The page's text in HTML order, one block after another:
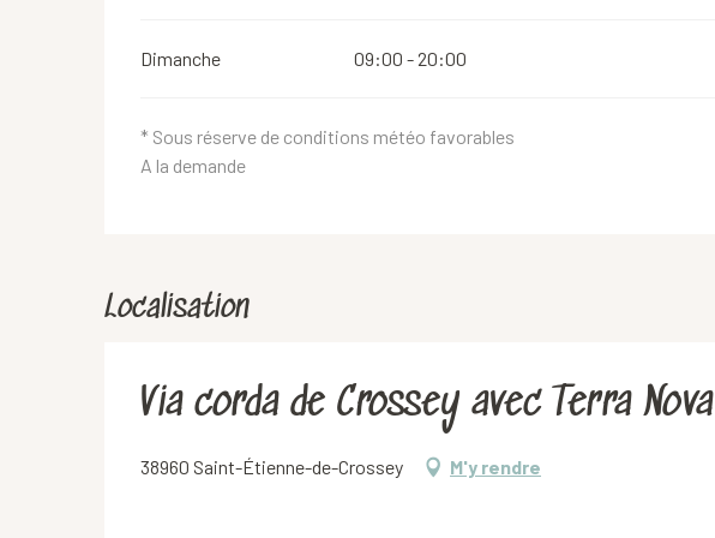
Dimanche 09:00 - 20:00
* Sous réserve de conditions météo favorables
A la demande
Localisation
Via corda de Crossey avec Terra Nova
38960 Saint-Étienne-de-Crossey M'y rendre